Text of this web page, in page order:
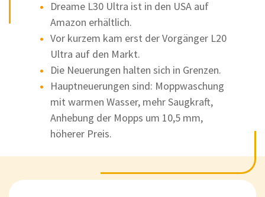
Dreame L30 Ultra ist in den USA auf
Amazon erhältlich.
Vor kurzem kam erst der Vorgänger L20
Ultra auf den Markt.
Die Neuerungen halten sich in Grenzen.
Hauptneuerungen sind: Moppwaschung
mit warmen Wasser, mehr Saugkraft,
Anhebung der Mopps um 10,5 mm,
höherer Preis.